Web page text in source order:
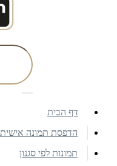
דף הבית
הדפסת תמונה אישית
תמונות לפי סגנון